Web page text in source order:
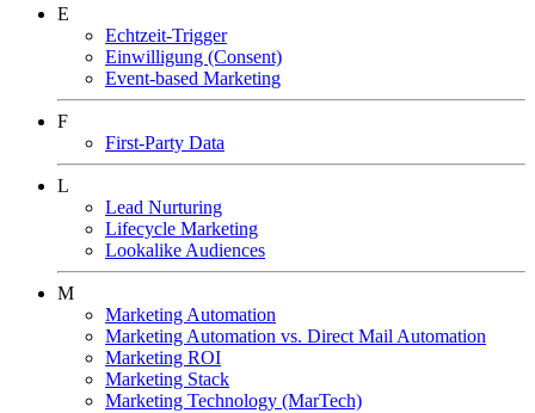
E
Echtzeit-Trigger
Einwilligung (Consent)
Event-based Marketing
F
First-Party Data
L
Lead Nurturing
Lifecycle Marketing
Lookalike Audiences
M
Marketing Automation
Marketing Automation vs. Direct Mail Automation
Marketing ROI
Marketing Stack
Marketing Technology (MarTech)